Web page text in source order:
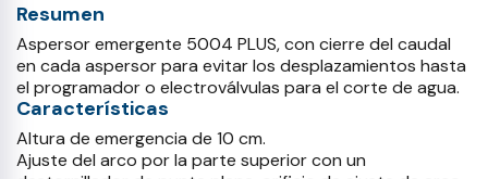
Resumen
Aspersor emergente 5004 PLUS, con cierre del caudal
en cada aspersor para evitar los desplazamientos hasta
el programador o electroválvulas para el corte de agua.
Características
Altura de emergencia de 10 cm.
Ajuste del arco por la parte superior con un